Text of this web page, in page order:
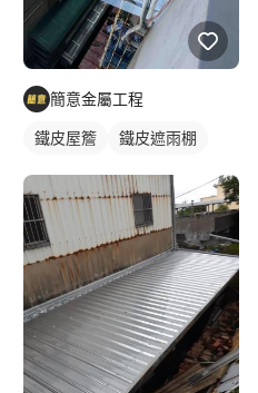
簡意金屬工程
鐵皮屋簷 鐵皮遮雨棚